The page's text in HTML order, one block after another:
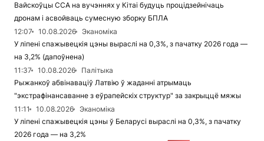
Вайскоўцы ССА на вучэннях у Кітаі будуць процідзейнічаць
дронам і асвойваць сумесную зборку БПЛА
12:07
10.08.2026
Эканоміка
У ліпені спажывецкія цэны выраслі на 0,3%, з пачатку 2026 года —
на 3,2% (дапоўнена)
11:37
10.08.2026
Палітыка
Рыжанкоў абвінаваціў Латвію ў жаданні атрымаць
"экстрафінансаванне з еўрапейскіх структур" за закрыццё мяжы
11:11
10.08.2026
Эканоміка
У ліпені спажывецкія цэны ў Беларусі выраслі на 0,3%, з пачатку
2026 года — на 3,2%